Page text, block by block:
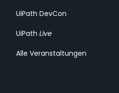
UiPath DevCon
UiPath Live
Alle Veranstaltungen